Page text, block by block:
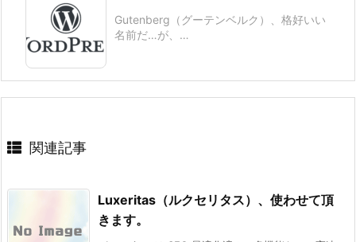
Gutenberg（グーテンベルク）、格好いい
名前だ…が、…
関連記事
Luxeritas（ルクセリタス）、使わせて頂
きます。